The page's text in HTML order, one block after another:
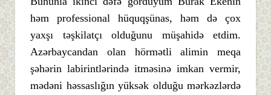
həm professional hüquqşünas, həm də çox
yaxşı təşkilatçı olduğunu müşahidə etdim.
Azərbaycandan olan hörmətli alimin meqa
şəhərin labirintlərində itməsinə imkan vermir,
mədəni həssaslığın yüksək olduğu mərkəzlərdə